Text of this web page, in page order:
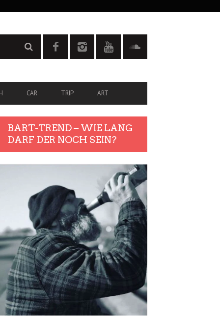
CAR TRIP ART
BART-TREND – WIE LANG
DARF DER NOCH SEIN?